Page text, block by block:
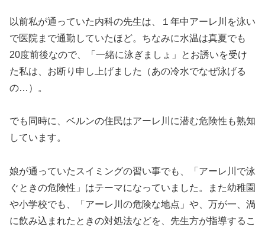
以前私が通っていた内科の先生は、１年中アーレ川を泳い
で医院まで通勤していたほど。ちなみに水温は真夏でも
20度前後なので、「一緒に泳ぎましょ」とお誘いを受け
た私は、お断り申し上げました（あの冷水でなぜ泳げる
の…）。
でも同時に、ベルンの住民はアーレ川に潜む危険性も熟知
しています。
娘が通っていたスイミングの習い事でも、「アーレ川で泳
ぐときの危険性」はテーマになっていました。また幼稚園
や小学校でも、「アーレ川の危険な地点」や、万が一、渦
に飲み込まれたときの対処法などを、先生方が指導するこ